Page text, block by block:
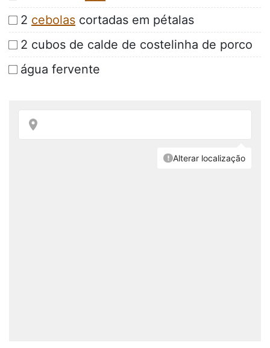
2 cebolas cortadas em pétalas
2 cubos de calde de costelinha de porco
água fervente